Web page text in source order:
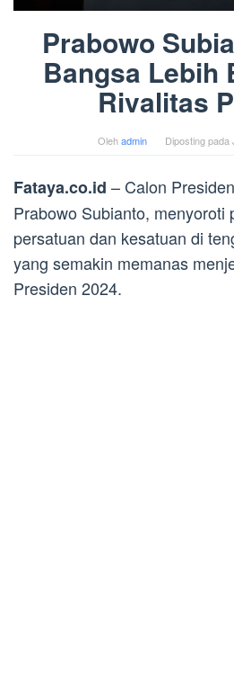
Prabowo
Bangsa Lebih
Rivalitas
Olehadmin Diposting pada
Fataya.co.id – Calon
Prabowo Subianto, menyoroti
persatuan dan kesatuan di
yang semakin memanas
Presiden 2024.